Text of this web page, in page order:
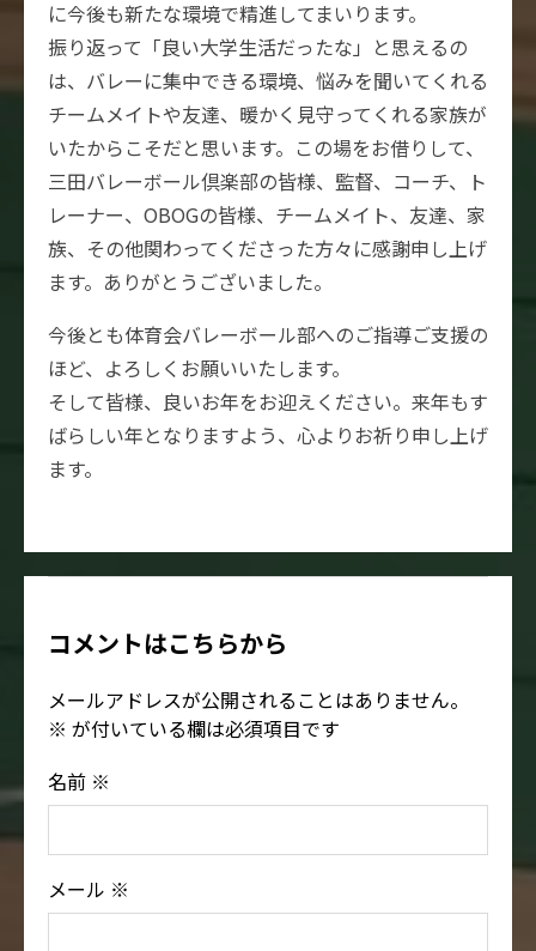
に今後も新たな環境で精進してまいります。
振り返って「良い大学生活だったな」と思えるの
は、バレーに集中できる環境、悩みを聞いてくれる
チームメイトや友達、暖かく見守ってくれる家族が
いたからこそだと思います。この場をお借りして、
三田バレーボール倶楽部の皆様、監督、コーチ、ト
レーナー、OBOGの皆様、チームメイト、友達、家
族、その他関わってくださった方々に感謝申し上げ
ます。ありがとうございました。
今後とも体育会バレーボール部へのご指導ご支援の
ほど、よろしくお願いいたします。
そして皆様、良いお年をお迎えください。来年もす
ばらしい年となりますよう、心よりお祈り申し上げ
ます。
コメントはこちらから
メールアドレスが公開されることはありません。
※ が付いている欄は必須項目です
名前 ※
メール ※